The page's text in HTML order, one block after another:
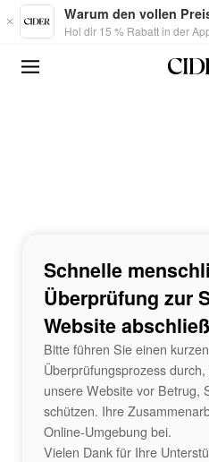
Skip to main content
Warum den vollen
Hol dir 15 % Rabatt in der
Schnelle
Überprüfung zur
Website
Bitte führen Sie einen
Überprüfungsprozess
unsere Website vor Betrug,
schützen. Ihre
Online-Umgebung bei.
Vielen Dank für Ihre